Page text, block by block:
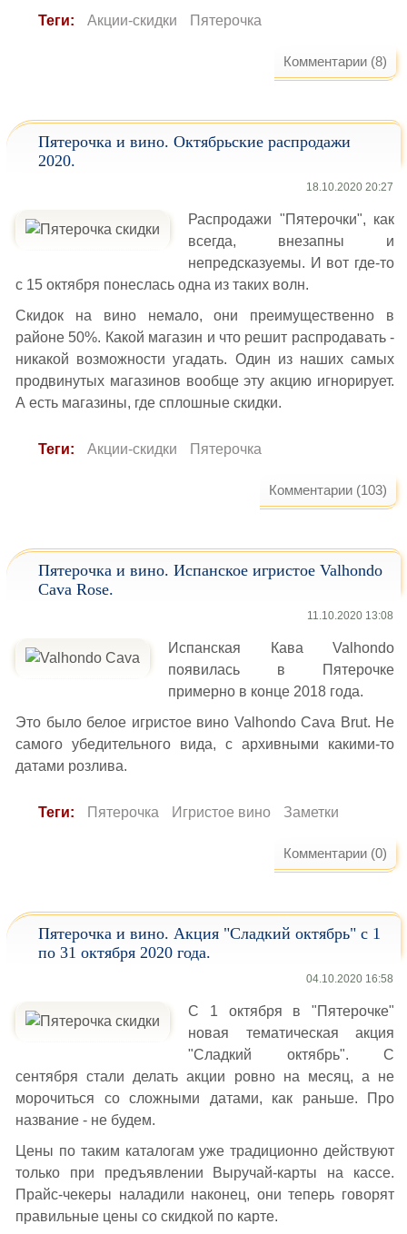
Теги: Акции-скидки Пятерочка
Комментарии (8)
Пятерочка и вино. Октябрьские распродажи
2020.
18.10.2020 20:27
Распродажи "Пятерочки", как
всегда, внезапны и
непредсказуемы. И вот где-то
с 15 октября понеслась одна из таких волн.
Скидок на вино немало, они преимущественно в
районе 50%. Какой магазин и что решит распродавать -
никакой возможности угадать. Один из наших самых
продвинутых магазинов вообще эту акцию игнорирует.
А есть магазины, где сплошные скидки.
Теги: Акции-скидки Пятерочка
Комментарии (103)
Пятерочка и вино. Испанское игристое Valhondo
Cava Rose.
11.10.2020 13:08
Испанская Кава Valhondo
появилась в Пятерочке
примерно в конце 2018 года.
Это было белое игристое вино Valhondo Cava Brut. Не
самого убедительного вида, с архивными какими-то
датами розлива.
Теги: Пятерочка Игристое вино Заметки
Комментарии (0)
Пятерочка и вино. Акция "Сладкий октябрь" с 1
по 31 октября 2020 года.
04.10.2020 16:58
С 1 октября в "Пятерочке"
новая тематическая акция
"Сладкий октябрь". С
сентября стали делать акции ровно на месяц, а не
морочиться со сложными датами, как раньше. Про
название - не будем.
Цены по таким каталогам уже традиционно действуют
только при предъявлении Выручай-карты на кассе.
Прайс-чекеры наладили наконец, они теперь говорят
правильные цены со скидкой по карте.